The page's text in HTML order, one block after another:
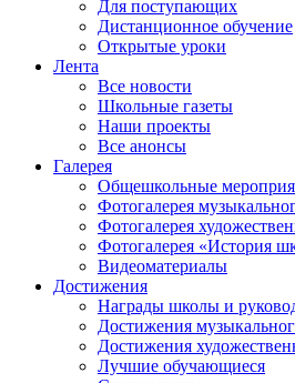
Для поступающих
Дистанционное обучение
Открытые уроки
Лента
Все новости
Школьные газеты
Наши проекты
Все анонсы
Галерея
Общешкольные
Фотогалерея
Фотогалерея
Фотогалерея «История
Видеоматериалы
Достижения
Награды школы и
Достижения
Достижения
Лучшие обучающиеся